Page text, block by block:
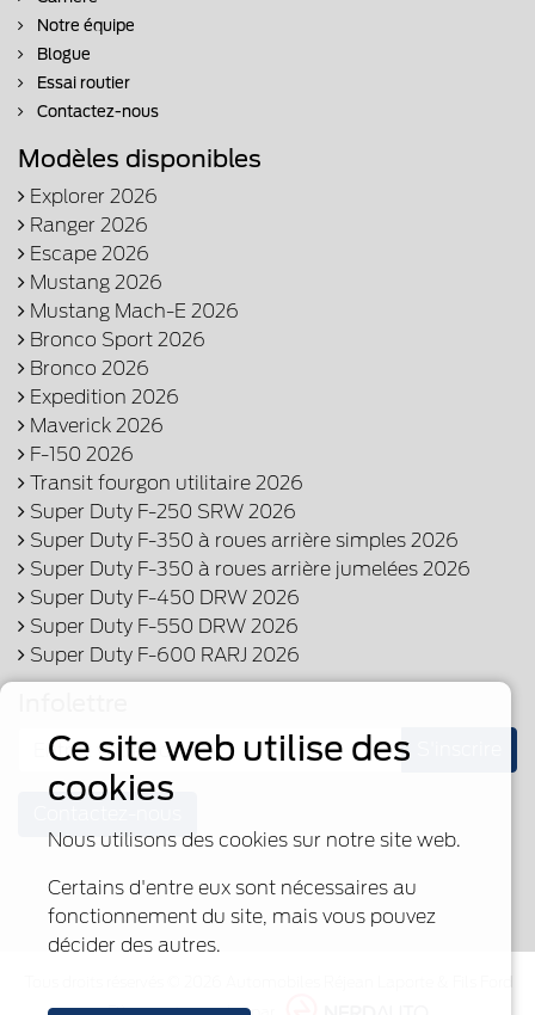
Notre équipe
Blogue
Essai routier
Contactez-nous
Modèles disponibles
Explorer 2026
Ranger 2026
Escape 2026
Mustang 2026
Mustang Mach-E 2026
Bronco Sport 2026
Bronco 2026
Expedition 2026
Maverick 2026
F-150 2026
Transit fourgon utilitaire 2026
Super Duty F-250 SRW 2026
Super Duty F-350 à roues arrière simples 2026
Super Duty F-350 à roues arrière jumelées 2026
Super Duty F-450 DRW 2026
Super Duty F-550 DRW 2026
Super Duty F-600 RARJ 2026
Ce site web utilise des
cookies
Nous utilisons des cookies sur notre site web.
Certains d'entre eux sont nécessaires au
fonctionnement du site, mais vous pouvez
décider des autres.